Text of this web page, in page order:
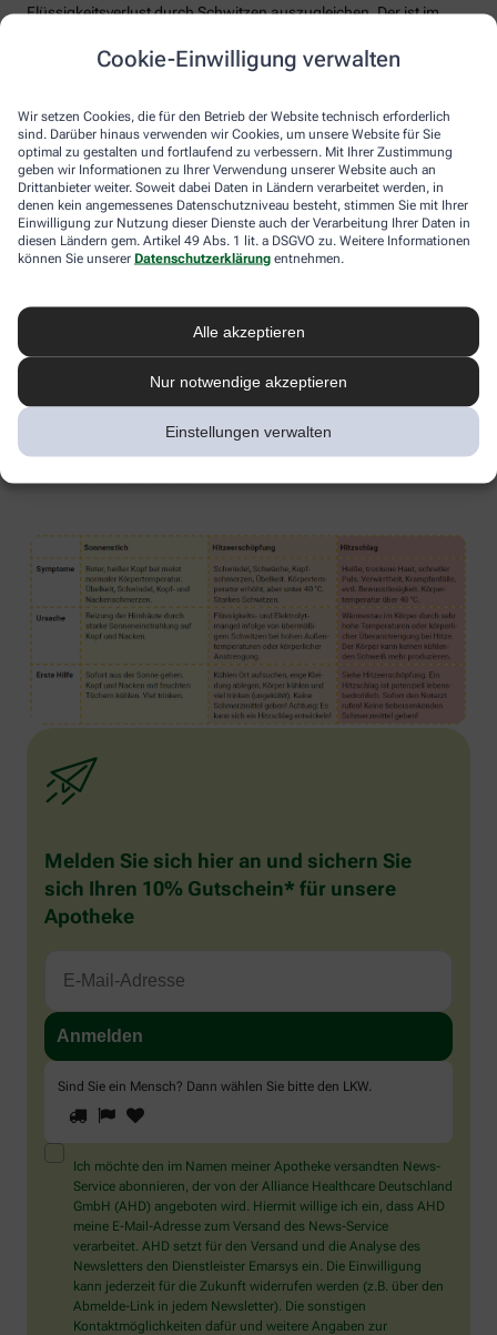
Cookie-Einwilligung verwalten
Wir setzen Cookies, die für den Betrieb der Website technisch erforderlich
sind. Darüber hinaus verwenden wir Cookies, um unsere Website für Sie
optimal zu gestalten und fortlaufend zu verbessern. Mit Ihrer Zustimmung
geben wir Informationen zu Ihrer Verwendung unserer Website auch an
Drittanbieter weiter. Soweit dabei Daten in Ländern verarbeitet werden, in
denen kein angemessenes Datenschutzniveau besteht, stimmen Sie mit Ihrer
Einwilligung zur Nutzung dieser Dienste auch der Verarbeitung Ihrer Daten in
diesen Ländern gem. Artikel 49 Abs. 1 lit. a DSGVO zu. Weitere Informationen
können Sie unserer Datenschutzerklärung entnehmen.
Alle akzeptieren
Nur notwendige akzeptieren
Einstellungen verwalten
Flüssigkeitsverlust durch Schwitzen auszugleichen. Der ist im
Temperaturen. Trinken wir zu wenig, sind Kopfschmerzen und
Konzentrationsprobleme meist die Folge.
Weniger bekannt ist, dass ein Flüssigkeitsmangel auch anderen
Organen zusetzt. So kann Hitzestress auch ernsthaft die Nieren
schädigen – und zwar nachhaltig und auch bei gesunden
Menschen. Als Faustregel gilt: Zwei bis drei Liter täglich sollten es
sein. Die besten Durstlöscher: Mineralwasser, ungesüßte Kräuter-
und Früchtetees oder verdünnte Säfte. Auch wasserreiches Obst
und Gemüse wie Melonen, Gurken oder Tomaten kann
Flüssigkeitsverluste ausgleichen. Bei Herz-Kreislauf- oder
besprechen.
Sonnenstich, Hitzeerschöpfung und
Hitzschlag: Was ist das eigentlich?
Grad oder einfach nur die drückende Hitze in der Stadt:
Hitzeerkrankungen können mitunter lebensbedrohlich sein.
Melden Sie sich hier an und sichern Sie
sich Ihren 10% Gutschein* für unsere
Apotheke
Sind Sie ein Mensch? Dann wählen Sie bitte den LKW
Sie
ein
Mensch?
Dann
wählen
Sie
bitte
den
LKW.
1 2
Ich möchte den im Namen meiner Apotheke versandten News-
Service abonnieren, der von der Alliance Healthcare Deutschland
GmbH (AHD) angeboten wird. Hiermit willige ich ein, dass AHD
meine E-Mail-Adresse zum Versand des News-Service
verarbeitet. AHD setzt für den Versand und die Analyse des
Newsletters den Dienstleister Emarsys ein. Die Einwilligung
kann jederzeit für die Zukunft widerrufen werden (z.B. über den
Abmelde-Link in jedem Newsletter). Die sonstigen
Kontaktmöglichkeiten dafür und weitere Angaben zur